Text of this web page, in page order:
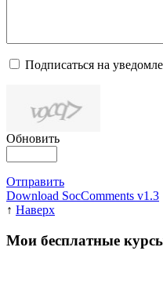
Подписаться на
Обновить
Отправить
Download SocComments v1.3
↑ Наверх
Мои бесплатные